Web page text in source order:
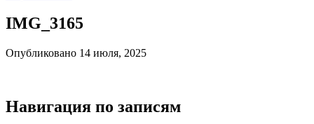
IMG_3165
Опубликовано 14 июля, 2025
Навигация по записям